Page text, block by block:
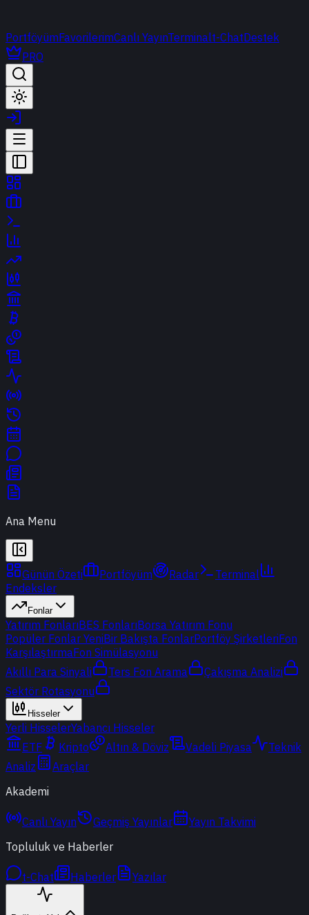
PortföyümFavorilerimCanlı YayınTerminalt-ChatDestek
PRO
Ana Menu
Günün Özeti Portföyüm Radar
Terminal
Endeksler
Fonlar
Yatırım FonlarıBES FonlarıBorsa Yatırım Fonu
Popüler Fonlar YeniBir Bakışta FonlarPortföy ŞirketleriFon
KarşılaştırmaFon Simülasyonu
Akıllı Para Sinyali
Ters Fon Arama
Çakışma Analizi
Sektör Rotasyonu
Hisseler
Yerli HisselerYabancı Hisseler
ETF
Kripto Altın & Döviz Vadeli Piyasa
Teknik
Analiz
Araçlar
Akademi
Canlı Yayın Geçmiş Yayınlar
Yayın Takvimi
Topluluk ve Haberler
t-Chat Haberler Yazılar